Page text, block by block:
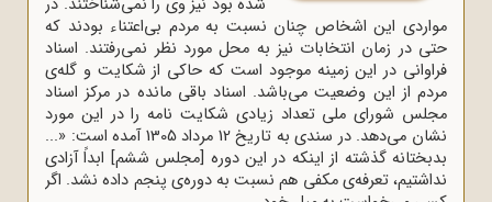
شده بود نیز وی را نمی‌شناختند. در
مواردی این اشخاص چنان نسبت به مردم بی‌اعتناء بودند که
حتی در زمان انتخابات نیز به محل مورد نظر نمی‌رفتند. اسناد
فراوانی در این زمینه موجود است که حاکی از شکایت و گله‌ی
مردم از این وضعیت می‌باشد. اسناد باقی مانده در مرکز اسناد
مجلس شورای ملی تعداد زیادی شکایت نامه را در این مورد
نشان می‌دهد. در سندی به تاریخ 12 مرداد 1305 آمده است: «...
بدبختانه گذشته از اینکه در این دوره [مجلس ششم] ابداً آزادی
نداشتیم، تعرفه‌ی مکفی هم نسبت به دوره‌ی پنجم داده نشد. اگر